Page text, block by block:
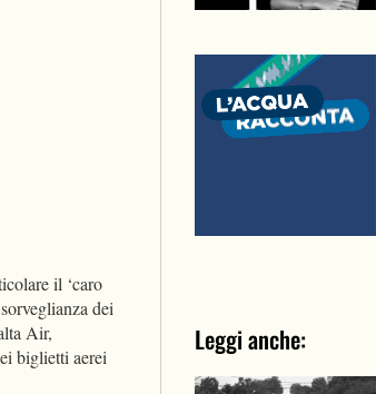
il ‘caro
dei
Air,
biglietti aerei
Leggi anche: